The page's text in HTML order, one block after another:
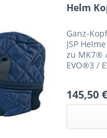
Helm
Ganz-
JSP
zu MK7®
EVO®3 /
145,50